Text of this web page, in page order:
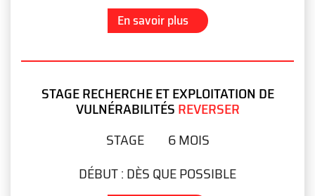
En savoir plus
STAGE RECHERCHE ET EXPLOITATION DE
VULNÉRABILITÉSREVERSER
STAGE
6 MOIS
DÉBUT :DÈS QUE POSSIBLE